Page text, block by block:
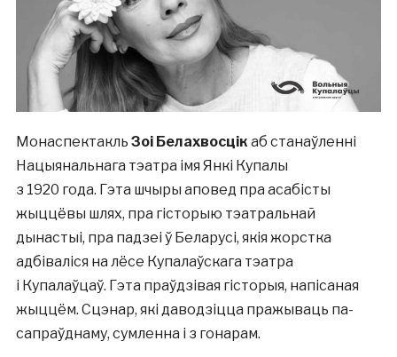
Монаспектакль Зоі Белахвосцік аб станаўленні
Нацыянальнага тэатра імя Янкі Купалы
з 1920 года. Гэта шчыры аповед пра асабісты
жыццёвы шлях, пра гісторыю тэатральнай
дынастыі, пра падзеі ў Беларусі, якія жорстка
адбіваліся на лёсе Купалаўскага тэатра
і Купалаўцаў. Гэта праўдзівая гісторыя, напісаная
жыццём. Сцэнар, які даводзіцца пражываць па-
сапраўднаму, сумленна і з гонарам.